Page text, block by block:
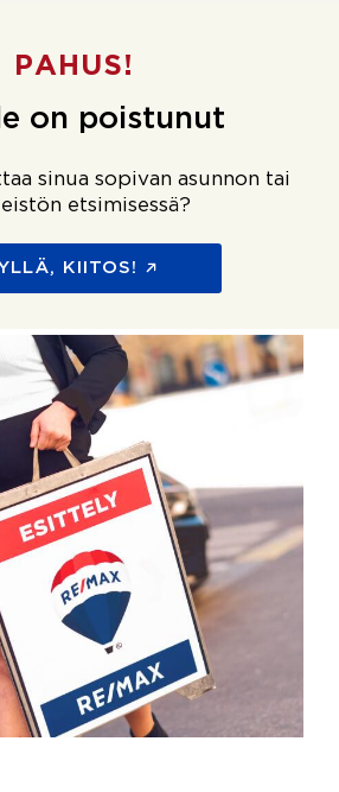
PAHUS!
on poistunut
sinua sopivan asunnon tai
etsimisessä?
KIITOS!